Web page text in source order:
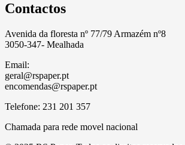
Contactos
Avenida da floresta nº 77/79 Armazém nº8
3050-347- Mealhada
Email:
geral@rspaper.pt
encomendas@rspaper.pt
Telefone: 231 201 357
Chamada para rede movel nacional